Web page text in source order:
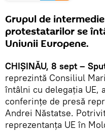
Grupul de
protestatarilor se
Uniunii Europene.
CHIȘINĂU, 8 sept –
reprezintă Consiliul
întâlni cu delegația UE,
conferințe de presă
Andrei Năstatse.
reprezentanța UE în